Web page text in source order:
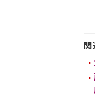
関